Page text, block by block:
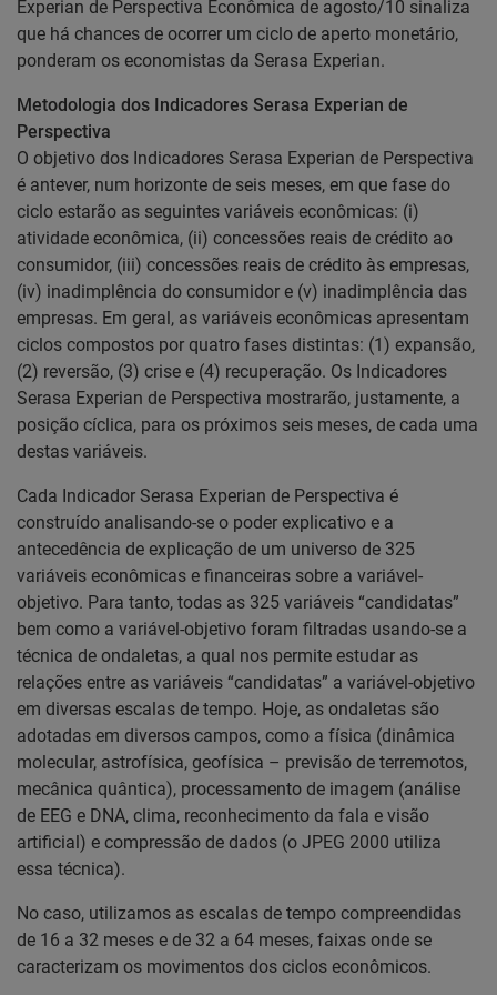
Experian de Perspectiva Econômica de agosto/10 sinaliza
que há chances de ocorrer um ciclo de aperto monetário,
ponderam os economistas da Serasa Experian.
Metodologia dos Indicadores Serasa Experian de
Perspectiva
O objetivo dos Indicadores Serasa Experian de Perspectiva
é antever, num horizonte de seis meses, em que fase do
ciclo estarão as seguintes variáveis econômicas: (i)
atividade econômica, (ii) concessões reais de crédito ao
consumidor, (iii) concessões reais de crédito às empresas,
(iv) inadimplência do consumidor e (v) inadimplência das
empresas. Em geral, as variáveis econômicas apresentam
ciclos compostos por quatro fases distintas: (1) expansão,
(2) reversão, (3) crise e (4) recuperação. Os Indicadores
Serasa Experian de Perspectiva mostrarão, justamente, a
posição cíclica, para os próximos seis meses, de cada uma
destas variáveis.
Cada Indicador Serasa Experian de Perspectiva é
construído analisando-se o poder explicativo e a
antecedência de explicação de um universo de 325
variáveis econômicas e financeiras sobre a variável-
objetivo. Para tanto, todas as 325 variáveis “candidatas”
bem como a variável-objetivo foram filtradas usando-se a
técnica de ondaletas, a qual nos permite estudar as
relações entre as variáveis “candidatas” a variável-objetivo
em diversas escalas de tempo. Hoje, as ondaletas são
adotadas em diversos campos, como a física (dinâmica
molecular, astrofísica, geofísica – previsão de terremotos,
mecânica quântica), processamento de imagem (análise
de EEG e DNA, clima, reconhecimento da fala e visão
artificial) e compressão de dados (o JPEG 2000 utiliza
essa técnica).
No caso, utilizamos as escalas de tempo compreendidas
de 16 a 32 meses e de 32 a 64 meses, faixas onde se
caracterizam os movimentos dos ciclos econômicos.